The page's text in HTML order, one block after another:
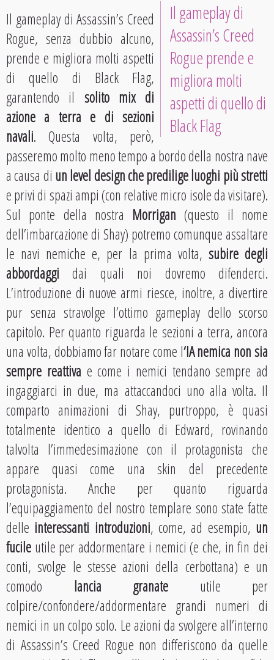
Il gameplay di
Assassin’s Creed
Rogue prende e
migliora molti
aspetti di quello di
Black Flag
Il gameplay di Assassin’s Creed
Rogue, senza dubbio alcuno,
prende e migliora molti aspetti
di quello di Black Flag,
garantendo il solito mix di
azione a terra e di sezioni
navali. Questa volta, però,
passeremo molto meno tempo a bordo della nostra nave
a causa di un level design che predilige luoghi più stretti
e privi di spazi ampi (con relative micro isole da visitare).
Sul ponte della nostra Morrigan (questo il nome
dell’imbarcazione di Shay) potremo comunque assaltare
le navi nemiche e, per la prima volta, subire degli
abbordaggi dai quali noi dovremo difenderci.
L’introduzione di nuove armi riesce, inoltre, a divertire
pur senza stravolge l’ottimo gameplay dello scorso
capitolo. Per quanto riguarda le sezioni a terra, ancora
una volta, dobbiamo far notare come l‘IA nemica non sia
sempre reattiva e come i nemici tendano sempre ad
ingaggiarci in due, ma attaccandoci uno alla volta. Il
comparto animazioni di Shay, purtroppo, è quasi
totalmente identico a quello di Edward, rovinando
talvolta l’immedesimazione con il protagonista che
appare quasi come una skin del precedente
protagonista. Anche per quanto riguarda
l’equipaggiamento del nostro templare sono state fatte
delle interessanti introduzioni, come, ad esempio, un
fucile utile per addormentare i nemici (e che, in fin dei
conti, svolge le stesse azioni della cerbottana) e un
comodo lancia granate utile per
colpire/confondere/addormentare grandi numeri di
nemici in un colpo solo. Le azioni da svolgere all’interno
di Assassin’s Creed Rogue non differiscono da quelle